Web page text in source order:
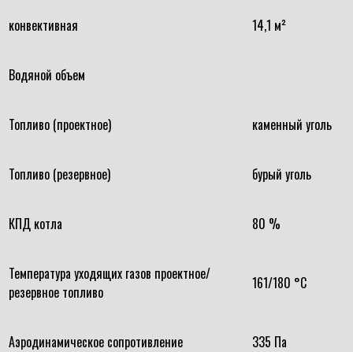
конвективная 14,1 м²
Водяной объем
Топливо (проектное) каменный уголь
Топливо (резервное) бурый уголь
КПД котла 80 %
Температура уходящих газов проектное/
резервное топливо
161/180 °С
Аэродинамическое сопротивление 335 Па